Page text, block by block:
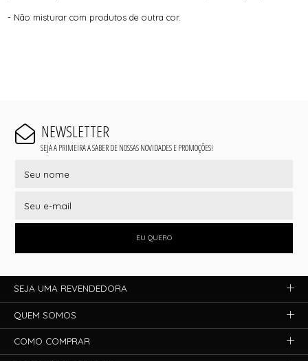
- Não misturar com produtos de outra cor.
NEWSLETTER
SEJA A PRIMEIRA A SABER DE NOSSAS NOVIDADES E PROMOÇÕES!
EU QUERO
SEJA UMA REVENDEDORA
QUEM SOMOS
COMO COMPRAR